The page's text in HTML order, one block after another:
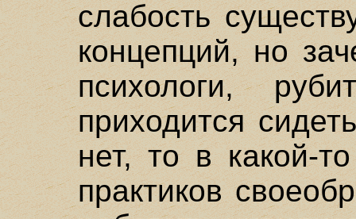
слабость
концепций, но
психологи,
приходится
нет, то в какой-
практиков